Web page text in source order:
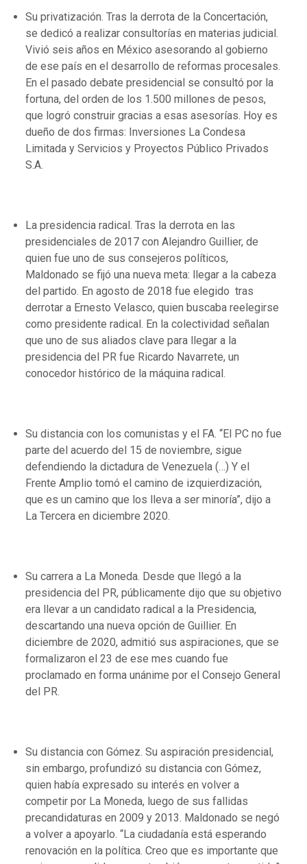
Su privatización. Tras la derrota de la Concertación,
se dedicó a realizar consultorías en materias judicial.
Vivió seis años en México asesorando al gobierno
de ese país en el desarrollo de reformas procesales.
En el pasado debate presidencial se consultó por la
fortuna, del orden de los 1.500 millones de pesos,
que logró construir gracias a esas asesorías. Hoy es
dueño de dos firmas: Inversiones La Condesa
Limitada y Servicios y Proyectos Público Privados
S.A.
La presidencia radical. Tras la derrota en las
presidenciales de 2017 con Alejandro Guillier, de
quien fue uno de sus consejeros políticos,
Maldonado se fijó una nueva meta: llegar a la cabeza
del partido. En agosto de 2018 fue elegido tras
derrotar a Ernesto Velasco, quien buscaba reelegirse
como presidente radical. En la colectividad señalan
que uno de sus aliados clave para llegar a la
presidencia del PR fue Ricardo Navarrete, un
conocedor histórico de la máquina radical.
Su distancia con los comunistas y el FA. “El PC no fue
parte del acuerdo del 15 de noviembre, sigue
defendiendo la dictadura de Venezuela (…) Y el
Frente Amplio tomó el camino de izquierdización,
que es un camino que los lleva a ser minoría”, dijo a
La Tercera en diciembre 2020.
Su carrera a La Moneda. Desde que llegó a la
presidencia del PR, públicamente dijo que su objetivo
era llevar a un candidato radical a la Presidencia,
descartando una nueva opción de Guillier. En
diciembre de 2020, admitió sus aspiraciones, que se
formalizaron el 23 de ese mes cuando fue
proclamado en forma unánime por el Consejo General
del PR.
Su distancia con Gómez. Su aspiración presidencial,
sin embargo, profundizó su distancia con Gómez,
quien había expresado su interés en volver a
competir por La Moneda, luego de sus fallidas
precandidaturas en 2009 y 2013. Maldonado se negó
a volver a apoyarlo. “La ciudadanía está esperando
renovación en la política. Creo que es importante que